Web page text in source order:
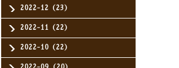
2022-12（23）
2022-11（22）
2022-10（22）